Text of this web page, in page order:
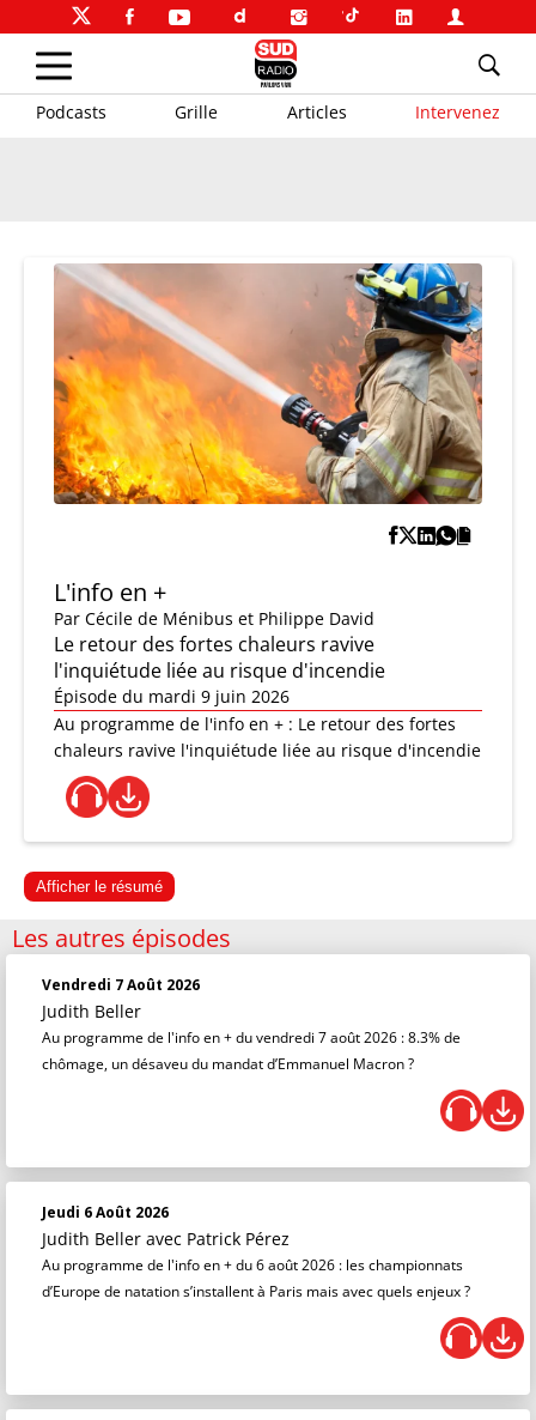
Podcasts Grille Articles Intervenez
L'info en +
Par Cécile de Ménibus et Philippe David
Le retour des fortes chaleurs ravive
l'inquiétude liée au risque d'incendie
Épisode du mardi 9 juin 2026
Au programme de l'info en + : Le retour des fortes
chaleurs ravive l'inquiétude liée au risque d'incendie
Afficher le résumé
Les autres épisodes
Vendredi 7 Août 2026
Judith Beller
Au programme de l'info en + du vendredi 7 août 2026 : 8.3% de
chômage, un désaveu du mandat d’Emmanuel Macron ?
Jeudi 6 Août 2026
Judith Beller avec Patrick Pérez
Au programme de l'info en + du 6 août 2026 : les championnats
d’Europe de natation s’installent à Paris mais avec quels enjeux ?